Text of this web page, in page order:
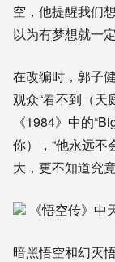
空，他提醒我们
以为有梦想就一
在改编时， 郭子健
观众“看不到（天
《1984》 中的“
你），“他永远不
大，更不知道究
《悟空传》
暗黑悟空和幻灭